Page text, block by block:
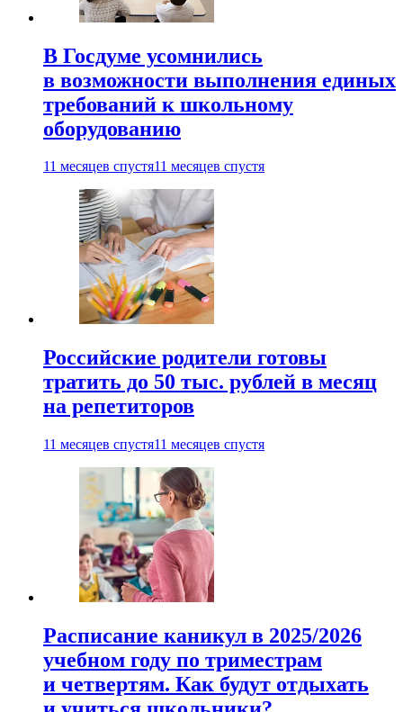
В Госдуме усомнились
в возможности выполнения единых
требований к школьному
оборудованию
11 месяцев спустя11 месяцев спустя
Российские родители готовы
тратить до 50 тыс. рублей в месяц
на репетиторов
11 месяцев спустя11 месяцев спустя
Расписание каникул в 2025/2026
учебном году по триместрам
и четвертям. Как будут отдыхать